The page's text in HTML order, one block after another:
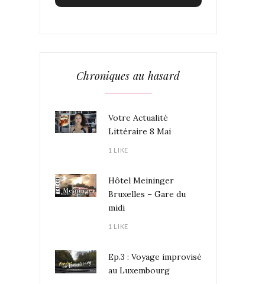
Chroniques au hasard
Votre Actualité
Littéraire 8 Mai
1 LIKE
Hôtel Meininger
Bruxelles – Gare du
midi
1 LIKE
Ep.3 : Voyage improvisé
au Luxembourg